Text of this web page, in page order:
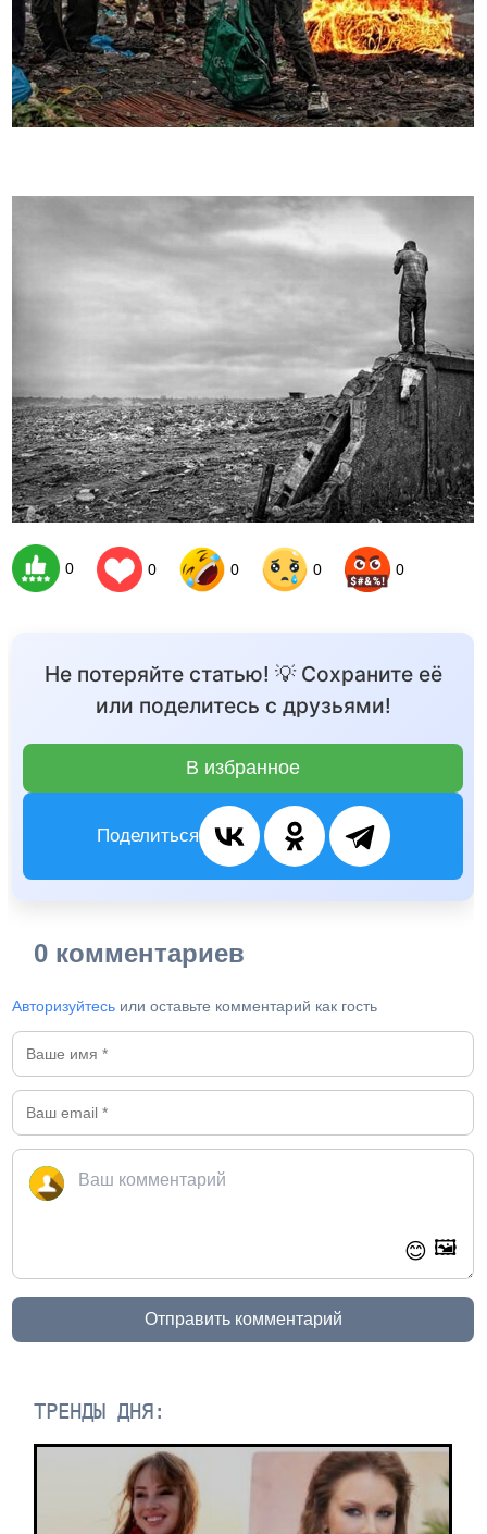
0 0 0 0 0
Не потеряйте статью! 💡 Сохраните её
или поделитесь с друзьями!
В избранное
Поделиться
0 комментариев
Авторизуйтесь или оставьте комментарий как гость
😊 🖼️
Отправить комментарий
ТРЕНДЫ ДНЯ: